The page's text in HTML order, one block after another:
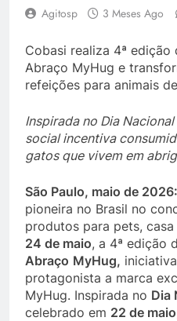
Agitosp 3 Meses Ago
Cobasi realiza 4ª edição
Abraço MyHug e
refeições para animais
Inspirada no Dia
social incentiva
gatos que vivem em
São Paulo, maio de 2026:
pioneira no Brasil no
produtos para pets,
24 de maio, a 4ª edição
Abraço MyHug,
protagonista a marca
MyHug. Inspirada no Dia
celebrado em 22 de maio